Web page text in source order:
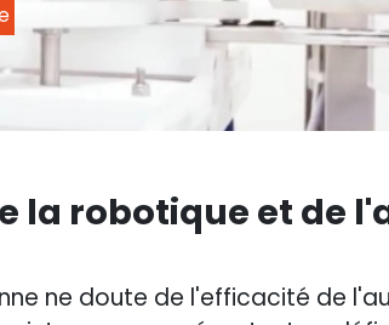
la robotique et de
ne doute de l'efficacité de